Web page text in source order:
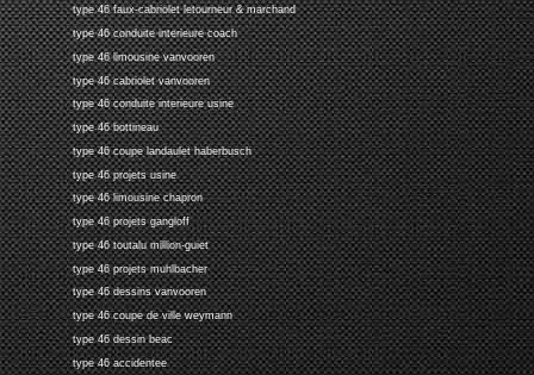
type 46 faux-cabriolet letourneur & marchand
type 46 conduite interieure coach
type 46 limousine vanvooren
type 46 cabriolet vanvooren
type 46 conduite interieure usine
type 46 bottineau
type 46 coupe landaulet haberbusch
type 46 projets usine
type 46 limousine chapron
type 46 projets gangloff
type 46 toutalu million-guiet
type 46 projets muhlbacher
type 46 dessins vanvooren
type 46 coupe de ville weymann
type 46 dessin beac
type 46 accidentee